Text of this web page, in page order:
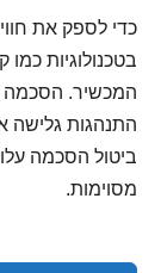
כדי לספק את
המכשיר. הסכמה
התנהגות גלישה
ביטול הסכמה
מסוימות.
שאלות
צור קשר
דרושים
מדיניות קוקיז